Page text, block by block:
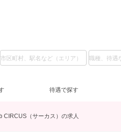
難波
フロアレディ
待遇で探す
日給1万円～
深夜【22～5時】
CIRCUS（サーカス）の求人